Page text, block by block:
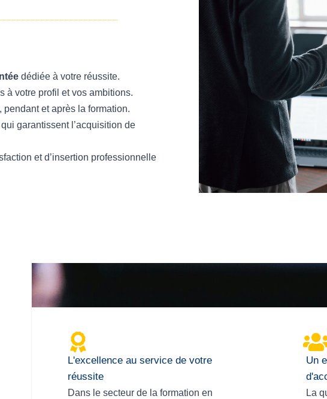
dédiée à votre réussite.
à votre profil et vos ambitions.
pendant et après la formation.
qui garantissent l’acquisition de
et d’insertion professionnelle
L'excellence au service de votre
réussite
Dans le secteur de la formation en
Un
La